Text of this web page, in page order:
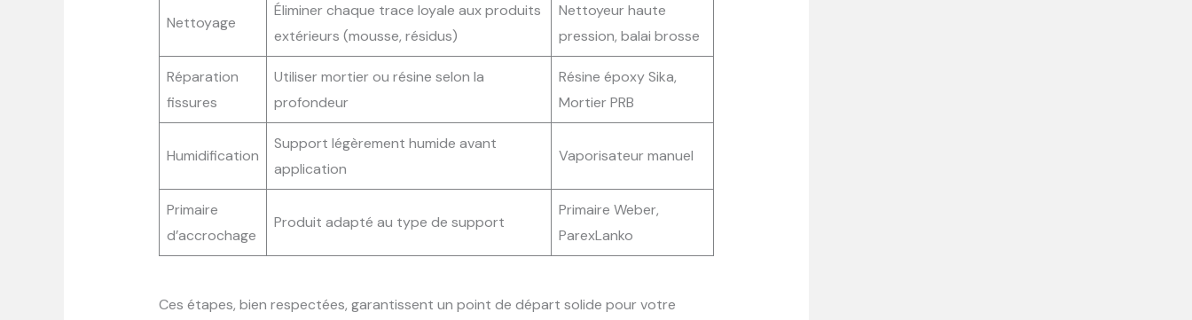
Nettoyage
Éliminer chaque trace loyale aux produits
extérieurs (mousse, résidus)
Nettoyeur haute
pression, balai brosse
Réparation
fissures
Utiliser mortier ou résine selon la
profondeur
Résine époxy Sika,
Mortier PRB
Humidification
Support légèrement humide avant
application
Vaporisateur manuel
Primaire
d’accrochage
Produit adapté au type de support
Primaire Weber,
ParexLanko
Ces étapes, bien respectées, garantissent un point de départ solide pour votre